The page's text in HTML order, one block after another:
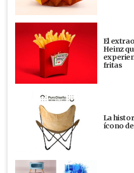
El
Heinz
fritas
La
ícono